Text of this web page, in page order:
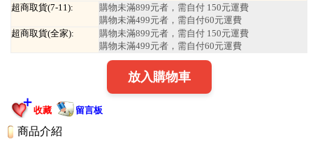
超商取貨(7-11):
購物未滿899元者，需自付 150元運費
購物未滿499元者，需自付60元運費
超商取貨(全家):
購物未滿899元者，需自付 150元運費
購物未滿499元者，需自付60元運費
放入購物車
收藏 留言板
商品介紹